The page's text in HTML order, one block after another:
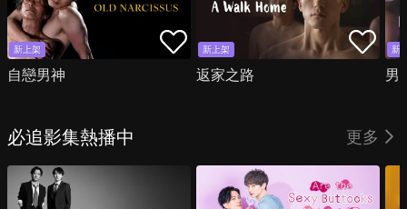
新上架
自戀男神
新上架
返家之路
新
男
必追影集熱播中 更多